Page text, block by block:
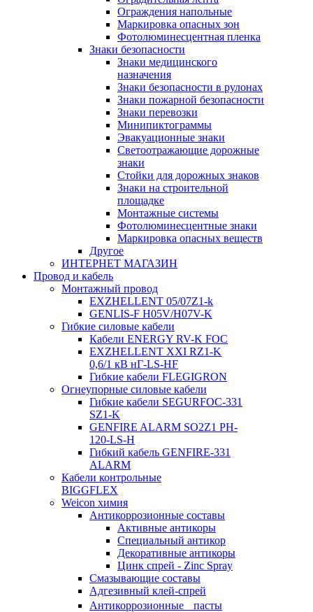
Ограждения напольные
Маркировка опасных зон
Фотолюминесцентная пленка
Знаки безопасности
Знаки медицинского
назначения
Знаки безопасности в рулонах
Знаки пожарной безопасности
Знаки перевозки
Минипиктограммы
Эвакуационные знаки
Светоотражающие дорожные
знаки
Стойки для дорожных знаков
Знаки на строительной
площадке
Монтажные системы
Фотолюминесцентные знаки
Маркировка опасных веществ
Другое
ИНТЕРНЕТ МАГАЗИН
Провод и кабель
Монтажный провод
EXZHELLENT 05/07Z1-k
GENLIS-F Н05V/H07V-K
Гибкие силовые кабели
Кабели ENERGY RV-K FOC
EXZHELLENT XXI RZ1-K
0,6/1 кВ нГ-LS-HF
Гибкие кабели FLEGIGRON
Огнеупорные силовые кабели
Гибкие кабели SEGURFOC-331
SZ1-K
GENFIRE ALARM SO2Z1 PH-
120-LS-H
Гибкий кабель GENFIRE-331
ALARM
Кабели контрольные
BIGGFLEX
Weicon химия
Антикоррозионные составы
Активные антикоры
Специальный антикор
Декоративные антикоры
Цинк спрей - Zinc Spray
Смазывающие составы
Адгезивный клей-спрей
Антикоррозионные пасты